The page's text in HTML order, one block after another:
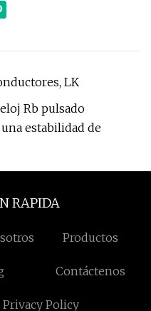
LK
Rb pulsado
estabilidad de
RAPIDA
Productos
Contáctenos
Privacy Policy